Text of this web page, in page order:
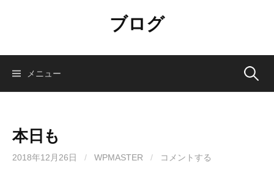
ン
ブログ
メニュー 検
本日も
2018年12月26日 / WPMASTER / コメントする